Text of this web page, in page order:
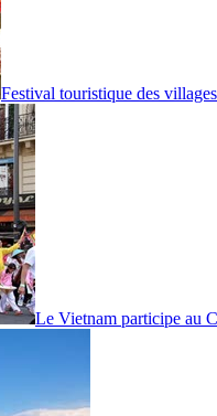
Festival touristique des
Le Vietnam participe au